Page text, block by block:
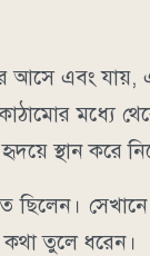
এবং যায়,
মধ্যে
স্থান করে
কথা তুলে ধরেন।